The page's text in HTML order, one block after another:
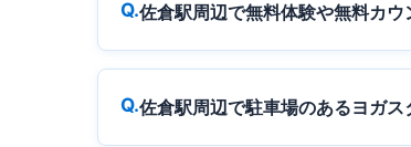
佐倉駅周辺で無料体験や無料カ
佐倉駅周辺で駐車場のあるヨガス